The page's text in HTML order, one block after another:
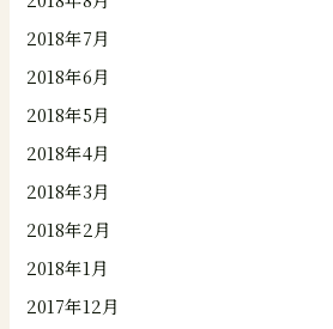
2018年7月
2018年6月
2018年5月
2018年4月
2018年3月
2018年2月
2018年1月
2017年12月